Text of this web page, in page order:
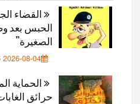
القضاء
الحبس بعد
الصغيرة”
2026-08-04 00:22:35
الحماية
حرائق